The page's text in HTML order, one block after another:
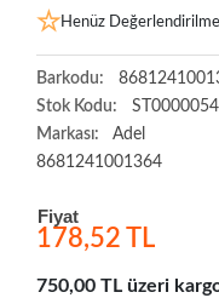
Henüz
Barkodu:
Stok Kodu:
Markası:
Adel
8681241001364
Fiyat
178,52 TL
750,00 TL üzeri